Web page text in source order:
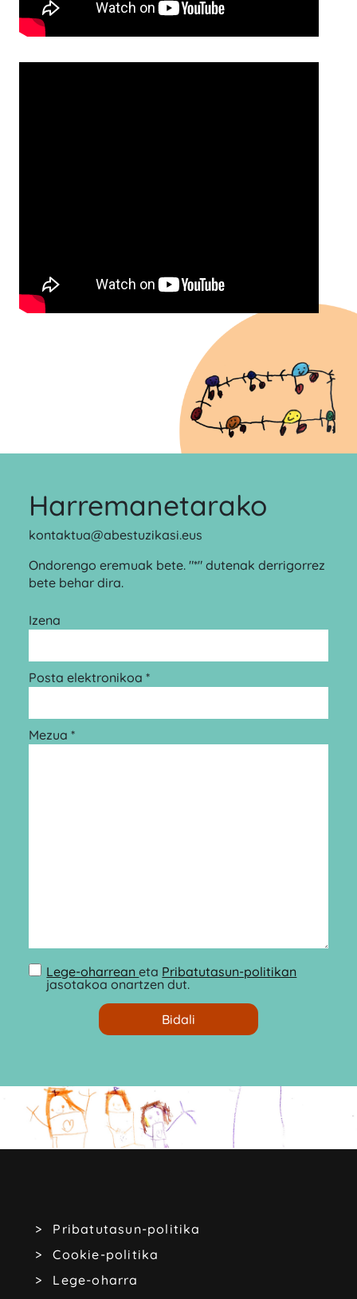
Harremanetarako
kontaktua@abestuzikasi.eus
Ondorengo eremuak bete. "*" dutenak derrigorrez
bete behar dira.
Izena
Posta elektronikoa *
Mezua *
Lege-oharreaneta Pribatutasun-politikan
jasotakoa onartzen dut.
Pribatutasun-politika
Cookie-politika
Lege-oharra